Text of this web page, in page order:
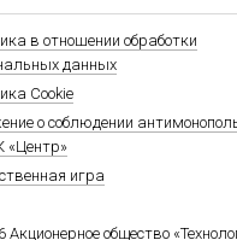
в отношении обработки
данных
Cookie
о соблюдении
«Центр»
игра
Акционерное общество